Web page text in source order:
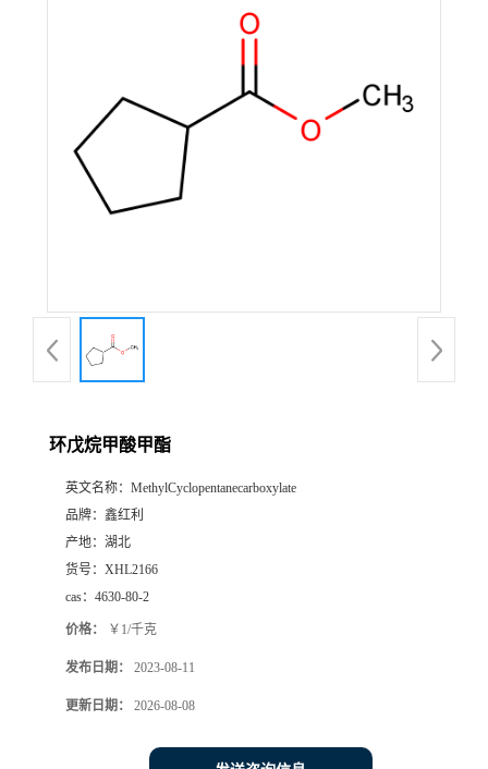
环戊烷甲酸甲酯
英文名称： MethylCyclopentanecarboxylate
品牌： 鑫红利
产地： 湖北
货号： XHL2166
cas： 4630-80-2
价格： ￥1/千克
发布日期： 2023-08-11
更新日期： 2026-08-08